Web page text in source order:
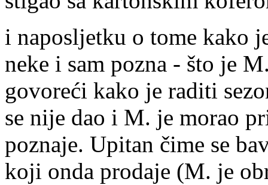
i naposljetku o tome kako
neke i sam pozna - što je
govoreći kako je raditi
se nije dao i M. je morao
poznaje. Upitan čime se
koji onda prodaje (M. je